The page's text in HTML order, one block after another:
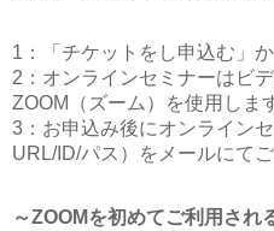
1：「チケットをし申込む」
2：オンラインセミナーはビ
ZOOM（ズーム）を使用しま
3：お申込み後にオンライン
URL/ID/パス）をメールにて
～ZOOMを初めてご利用され